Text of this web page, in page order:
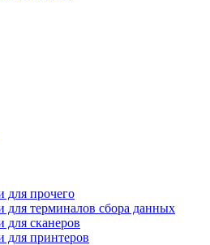
для прочего
для терминалов сбора данных
для сканеров
для принтеров